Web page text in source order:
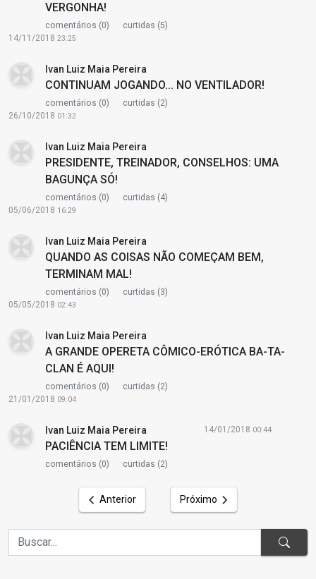
VERGONHA!
comentários (0)
curtidas (5)
14/11/2018 23:25
Ivan Luiz Maia Pereira
CONTINUAM JOGANDO... NO VENTILADOR!
comentários (0)
curtidas (2)
26/10/2018 01:32
Ivan Luiz Maia Pereira
PRESIDENTE, TREINADOR, CONSELHOS: UMA
BAGUNÇA SÓ!
comentários (0)
curtidas (4)
05/06/2018 16:29
Ivan Luiz Maia Pereira
QUANDO AS COISAS NÃO COMEÇAM BEM,
TERMINAM MAL!
comentários (0)
curtidas (3)
05/05/2018 02:43
Ivan Luiz Maia Pereira
A GRANDE OPERETA CÔMICO-ERÓTICA BA-TA-
CLAN É AQUI!
comentários (0)
curtidas (2)
21/01/2018 09:04
Ivan Luiz Maia Pereira
PACIÊNCIA TEM LIMITE!
comentários (0) curtidas (2)
14/01/2018 00:44
Anterior Próximo